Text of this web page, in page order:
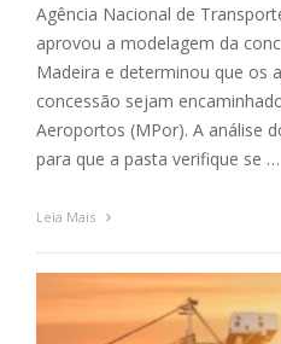
Agência Nacional de
aprovou a modelagem da
Madeira e determinou que os
concessão sejam
Aeroportos (MPor). A análise
para que a pasta verifique se …
Leia Mais